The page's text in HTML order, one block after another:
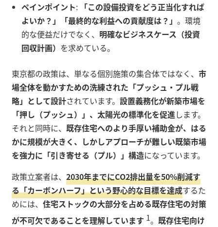
ペインポイント: 「この設備投資をどう正当化すれば
よいか？」「最終的な利益への貢献度は？」 。環境
的な便益だけでなく、 明確なビジネスケース（投資
回収計画） を求めている。
東京都の政策は、単なる個別施策の集合体ではなく、 市
場全体を動かすための洗練された「プッシュ・プル戦
略」として設計されています。 設置義務化が新築市場を
「押し（プッシュ）」、太陽光の標準化を促進します。
それと同時に、 既存住宅へのより手厚い補助金が、はる
かに規模が大きく、しかしアプローチが難しい既築市場
を強力に「引き寄せる（プル）」構造になっています。
政策立案者は、 2030年までにCO2排出量を50%削減す
る「カーボンハーフ」という野心的な目標を達成するた
めには、 住宅ストックの大部分を占める既存住宅の対策
が不可欠であることを理解しています 1。 既存住宅向け